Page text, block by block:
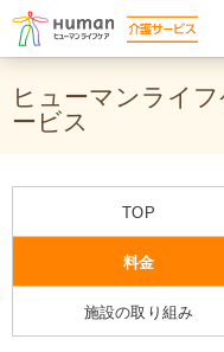
ヒューマンライ
ービス
TOP
料金
施設の取り組み